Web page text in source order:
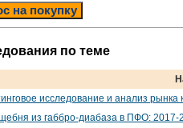
на покупку
по теме
исследование и анализ
из габбро-диабаза в ПФО: 2017-